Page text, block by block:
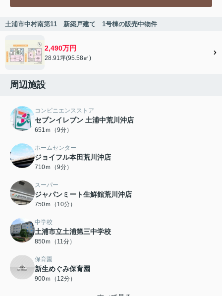
土浦市中村南第11 新築戸建て 1号棟の販売中物件
2,490万円
28.91坪(95.58㎡)
周辺施設
コンビニエンスストア
セブンイレブン 土浦中荒川沖店
651ｍ（9分）
ホームセンター
ジョイフル本田荒川沖店
710ｍ（9分）
スーパー
ジャパンミート生鮮館荒川沖店
750ｍ（10分）
中学校
土浦市立土浦第三中学校
850ｍ（11分）
保育園
新生めぐみ保育園
900ｍ（12分）